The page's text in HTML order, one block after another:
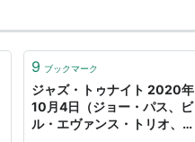
9 ブックマーク
ジャズ・トゥナイト 2020年
10月4日（ジョー・パス、ビ
ル・エヴァンス・トリオ、ブ